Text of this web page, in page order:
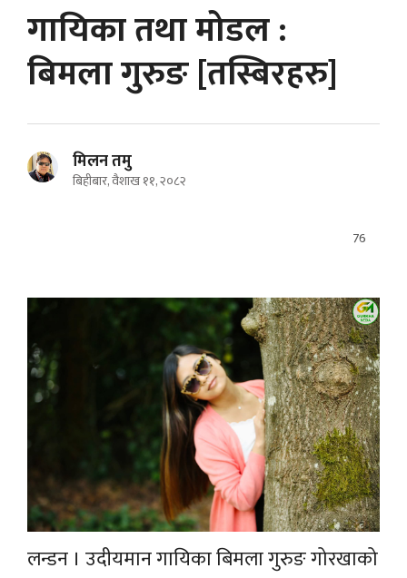
गायिका तथा मोडल :
बिमला गुरुङ [तस्बिरहरु]
मिलन तमु
बिहीबार, वैशाख ११, २०८२
76
लन्डन । उदीयमान गायिका बिमला गुरुङ गोरखाको